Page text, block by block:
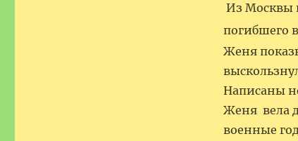
Из Москвы
погибшего
Женя
Написаны
Женя вела
военные